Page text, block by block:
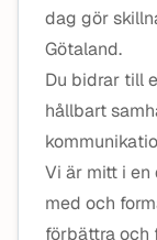
dag gör
Götaland.
Du bidrar till
hållbart
Vi är mitt i
med och
förbättra och